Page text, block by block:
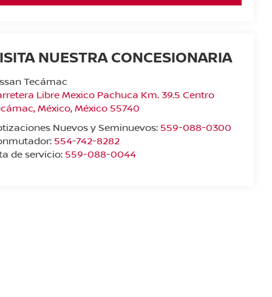
NUESTRA CONCESIONARIA
Tecámac
Libre Mexico Pachuca Km. 39.5 Centro
,México, México 55740
Nuevos y Seminuevos: 559-088-0300
554-742-8282
de servicio: 559-088-0044